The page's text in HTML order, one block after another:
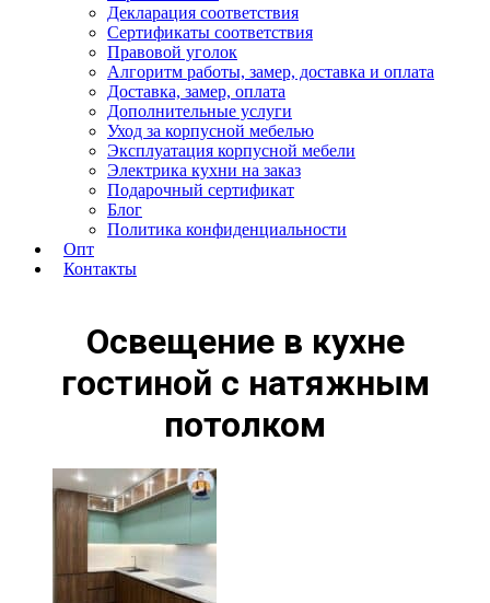
Декларация соответствия
Сертификаты соответствия
Правовой уголок
Алгоритм работы, замер, доставка и оплата
Доставка, замер, оплата
Дополнительные услуги
Уход за корпусной мебелью
Эксплуатация корпусной мебели
Электрика кухни на заказ
Подарочный сертификат
Блог
Политика конфиденциальности
Опт
Контакты
Освещение в кухне
гостиной с натяжным
потолком